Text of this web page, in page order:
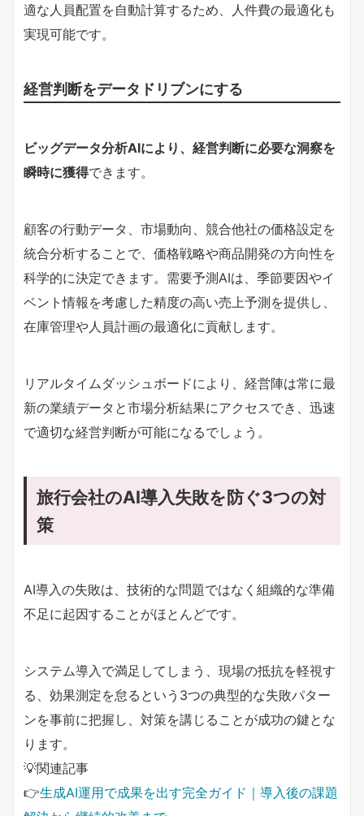
適な人員配置を自動計算するため、人件費の最適化も
実現可能です。
経営判断をデータドリブンにする
ビッグデータ分析AIにより、経営判断に必要な洞察を
瞬時に獲得できます。
顧客の行動データ、市場動向、競合他社の価格設定を
統合分析することで、価格戦略や商品開発の方向性を
科学的に決定できます。需要予測AIは、季節要因やイ
ベント情報を考慮した精度の高い売上予測を提供し、
在庫管理や人員計画の最適化に貢献します。
リアルタイムダッシュボードにより、経営陣は常に最
新の業績データと市場分析結果にアクセスでき、迅速
で適切な経営判断が可能になるでしょう。
旅行会社のAI導入失敗を防ぐ3つの対
策
AI導入の失敗は、技術的な問題ではなく組織的な準備
不足に起因することがほとんどです。
システム導入で満足してしまう、現場の抵抗を軽視す
る、効果測定を怠るという3つの典型的な失敗パター
ンを事前に把握し、対策を講じることが成功の鍵とな
ります。
💡関連記事
👉生成AI運用で成果を出す完全ガイド｜導入後の課題